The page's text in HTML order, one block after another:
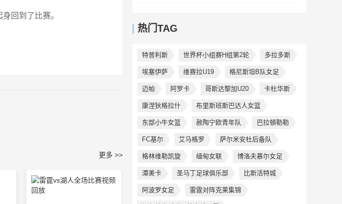
回到了比赛。
更多 >>
热门TAG
特普利斯 世界杯小组赛H组第2轮 多拉多斯
埃塞伊萨 维赛拉U19 格尼斯坦B队女足
迈帕 阿罗卡 哥斯达黎加U20 卡杜华斯
康涅狄格拉什 布里斯班斯巴达人女篮
东部小牛女篮 赦陶宁欧青年队 巴拉頓勒勒
FC基尔 艾马格罗 萨尔米安杜后备队
格林维勒凯旋 缅甸女联 博洛夫慕尔女足
潭美卡 圣马丁足球俱乐部 比斯活特城
阿波罗女足 雷霆对阵克莱集锦